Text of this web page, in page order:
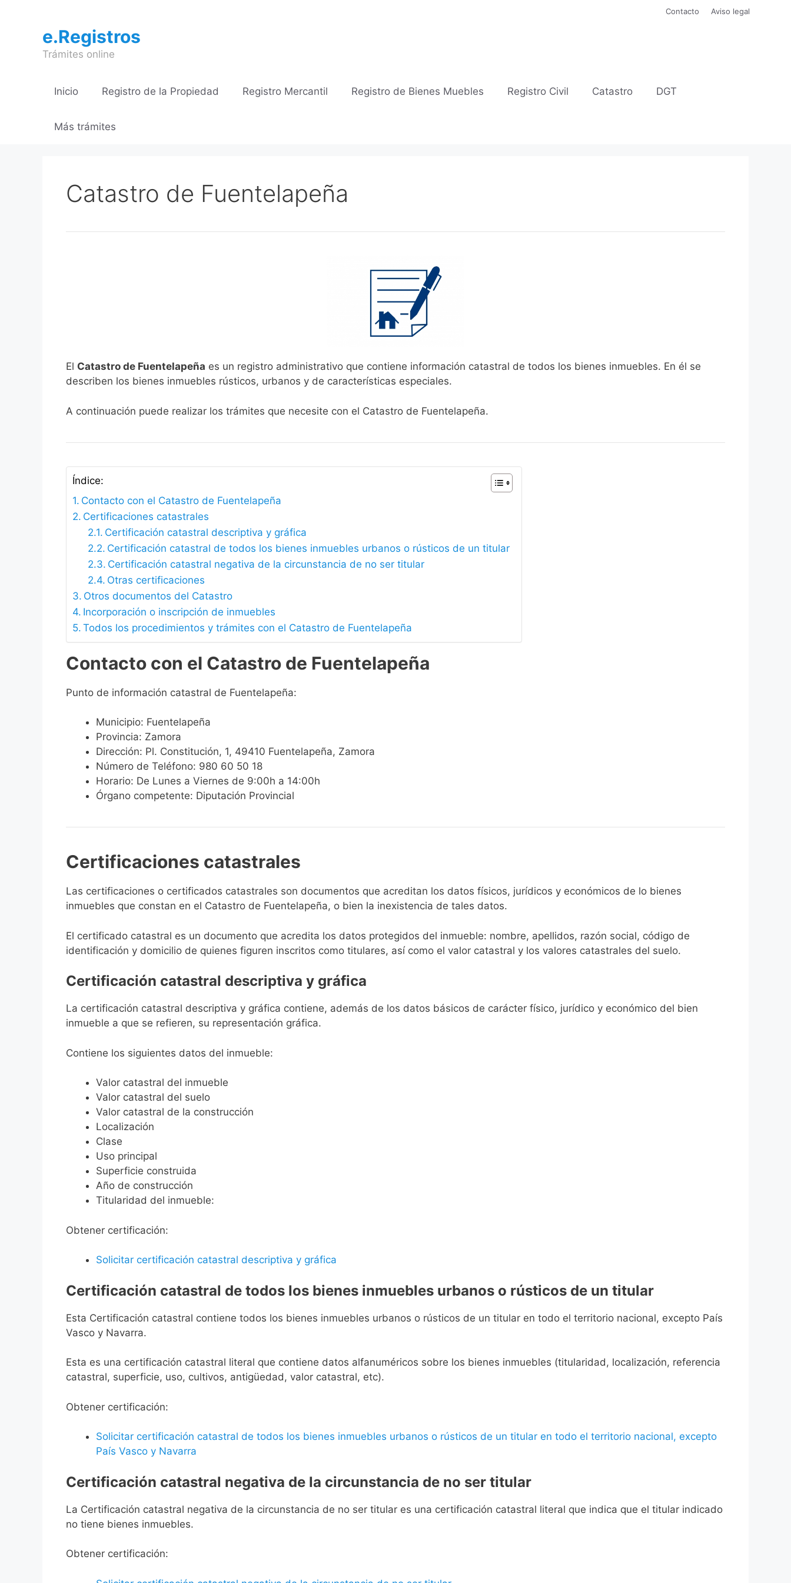
contenido
Contacto Aviso legal
e.Registros
Trámites online
Inicio Registro de la Propiedad Registro Mercantil Registro de Bienes Muebles Registro Civil Catastro DGT
Más trámites
Catastro de Fuentelapeña
El Catastro de Fuentelapeña es un registro administrativo que contiene información catastral de todos los bienes inmuebles. En él se
describen los bienes inmuebles rústicos, urbanos y de características especiales.
A continuación puede realizar los trámites que necesite con el Catastro de Fuentelapeña.
Índice:
Contacto con el Catastro de Fuentelapeña
Certificaciones catastrales
Certificación catastral descriptiva y gráfica
Certificación catastral de todos los bienes inmuebles urbanos o rústicos de un titular
Certificación catastral negativa de la circunstancia de no ser titular
Otras certificaciones
Otros documentos del Catastro
Incorporación o inscripción de inmuebles
Todos los procedimientos y trámites con el Catastro de Fuentelapeña
Contacto con el Catastro de Fuentelapeña
Punto de información catastral de Fuentelapeña:
Municipio: Fuentelapeña
Provincia: Zamora
Dirección: Pl. Constitución, 1, 49410 Fuentelapeña, Zamora
Número de Teléfono: 980 60 50 18
Horario: De Lunes a Viernes de 9:00h a 14:00h
Órgano competente: Diputación Provincial
Certificaciones catastrales
Las certificaciones o certificados catastrales son documentos que acreditan los datos físicos, jurídicos y económicos de lo bienes
inmuebles que constan en el Catastro de Fuentelapeña, o bien la inexistencia de tales datos.
El certificado catastral es un documento que acredita los datos protegidos del inmueble: nombre, apellidos, razón social, código de
identificación y domicilio de quienes figuren inscritos como titulares, así como el valor catastral y los valores catastrales del suelo.
Certificación catastral descriptiva y gráfica
La certificación catastral descriptiva y gráfica contiene, además de los datos básicos de carácter físico, jurídico y económico del bien
inmueble a que se refieren, su representación gráfica.
Contiene los siguientes datos del inmueble:
Valor catastral del inmueble
Valor catastral del suelo
Valor catastral de la construcción
Localización
Clase
Uso principal
Superficie construida
Año de construcción
Titularidad del inmueble:
Obtener certificación:
Solicitar certificación catastral descriptiva y gráfica
Certificación catastral de todos los bienes inmuebles urbanos o rústicos de un titular
Esta Certificación catastral contiene todos los bienes inmuebles urbanos o rústicos de un titular en todo el territorio nacional, excepto País
Vasco y Navarra.
Esta es una certificación catastral literal que contiene datos alfanuméricos sobre los bienes inmuebles (titularidad, localización, referencia
catastral, superficie, uso, cultivos, antigüedad, valor catastral, etc).
Obtener certificación:
Solicitar certificación catastral de todos los bienes inmuebles urbanos o rústicos de un titular en todo el territorio nacional, excepto
País Vasco y Navarra
Certificación catastral negativa de la circunstancia de no ser titular
La Certificación catastral negativa de la circunstancia de no ser titular es una certificación catastral literal que indica que el titular indicado
no tiene bienes inmuebles.
Obtener certificación: